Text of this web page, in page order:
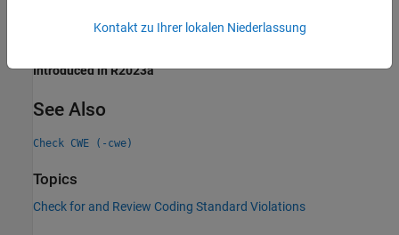
Version History
Introduced in R2023a
See Also
Check CWE (-cwe)
Topics
Check for and Review Coding Standard Violations
Kontakt zu Ihrer lokalen Niederlassung